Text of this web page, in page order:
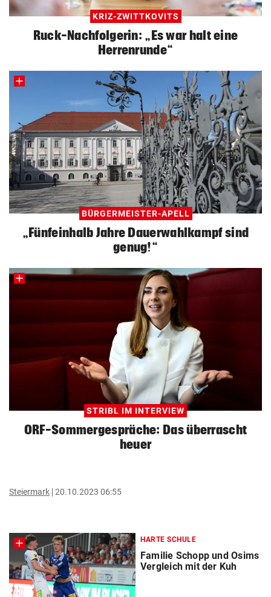
KRIZ-ZWITTKOVITS
Ruck-Nachfolgerin: „Es war halt eine
Herrenrunde“
BÜRGERMEISTER-APELL
„Fünfeinhalb Jahre Dauerwahlkampf sind
genug!“
STRIBL IM INTERVIEW
ORF-Sommergespräche: Das überrascht
heuer
Steiermark 20.10.2023 06:55
HARTE SCHULE
Familie Schopp und Osims
Vergleich mit der Kuh